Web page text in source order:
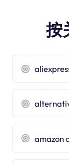
按
amazon